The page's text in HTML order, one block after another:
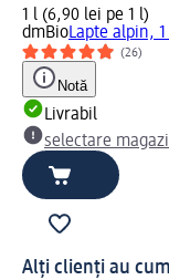
1 l (6,90 lei pe 1 l)
dmBioLapte alpin,
(26)
Notă
Livrabil
selectare
Alți clienți au